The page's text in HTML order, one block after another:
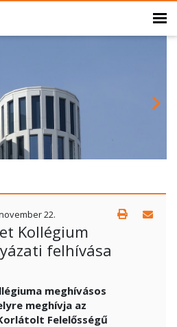
22.
Kollégium
felhívása
meghívásos
meghívja az
Felelősségű